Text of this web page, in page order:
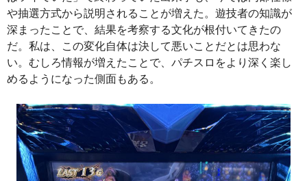
や抽選方式から説明されることが増えた。遊技者の知識が
深まったことで、結果を考察する文化が根付いてきたの
だ。私は、この変化自体は決して悪いことだとは思わな
い。むしろ情報が増えたことで、パチスロをより深く楽し
めるようになった側面もある。